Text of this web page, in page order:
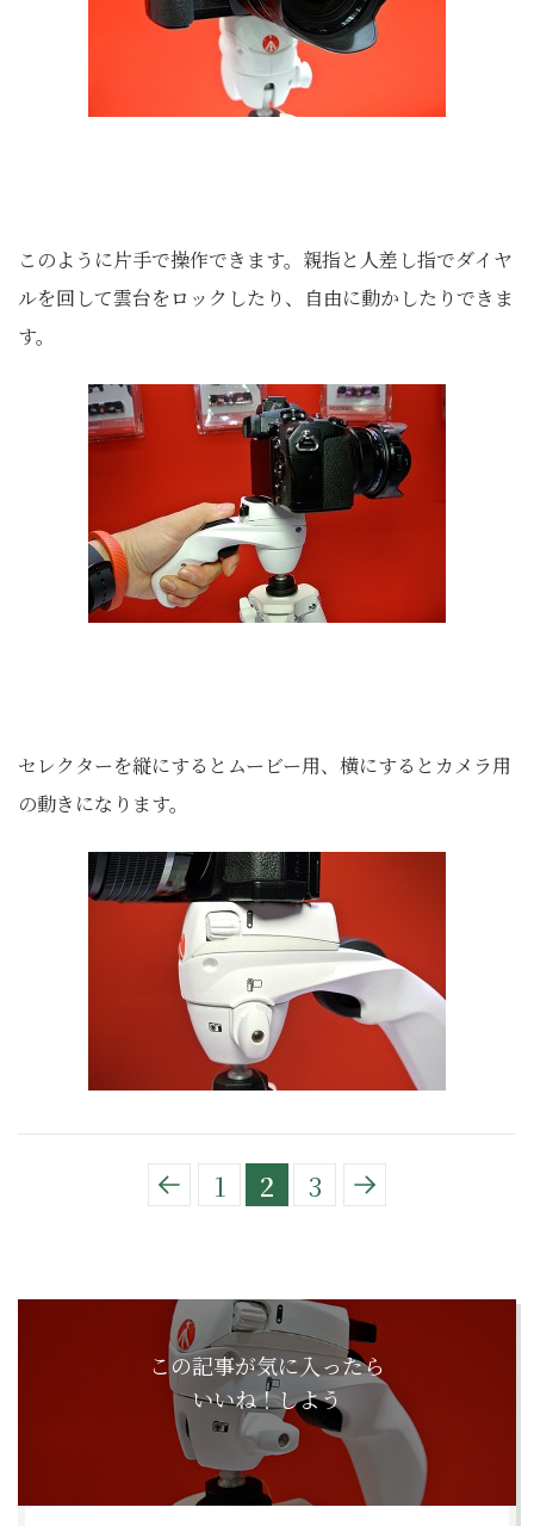
このように片手で操作できます。親指と人差し指でダイヤ
ルを回して雲台をロックしたり、自由に動かしたりできま
す。
セレクターを縦にするとムービー用、横にするとカメラ用
の動きになります。
1 2 3
この記事が気に入ったら
いいね！しよう